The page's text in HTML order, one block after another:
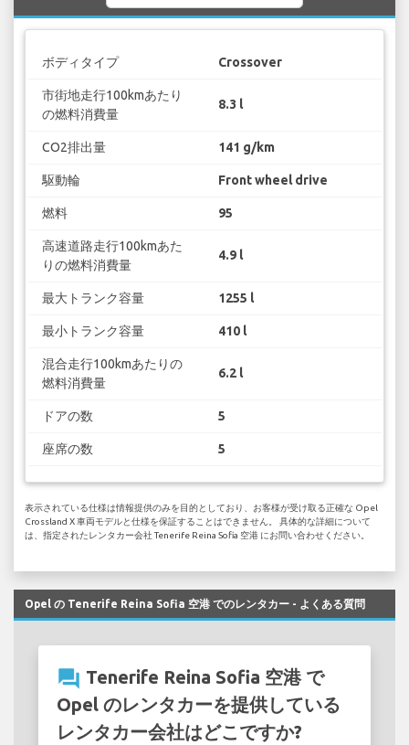
ボディタイプ Crossover
市街地走行100kmあたり
の燃料消費量
8.3 l
CO2排出量 141 g/km
駆動輪 Front wheel drive
燃料 95
高速道路走行100kmあた
りの燃料消費量
4.9 l
最大トランク容量 1255 l
最小トランク容量 410 l
混合走行100kmあたりの
燃料消費量
6.2 l
ドアの数 5
座席の数 5
表示されている仕様は情報提供のみを目的としており、お客様が受け取る正確な Opel
Crossland X 車両モデルと仕様を保証することはできません。 具体的な詳細について
は、指定されたレンタカー会社 Tenerife Reina Sofia 空港 にお問い合わせください。
Opel の Tenerife Reina Sofia 空港 でのレンタカー - よくある質問
question_answer Tenerife Reina Sofia 空港 で
Opel のレンタカーを提供している
レンタカー会社はどこですか?